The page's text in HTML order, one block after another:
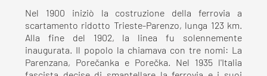
Nel 1900 iniziò la costruzione della ferrovia a
scartamento ridotto Trieste-Parenzo, lunga 123 km.
Alla fine del 1902, la linea fu solennemente
inaugurata. Il popolo la chiamava con tre nomi: La
Parenzana, Porečanka e Porečka. Nel 1935 l'Italia